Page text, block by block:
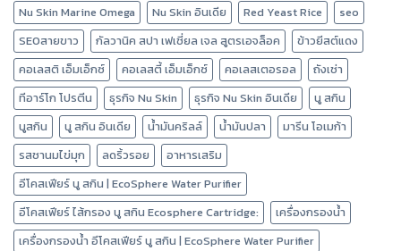
Nu Skin Marine Omega Nu Skin อินเดีย Red Yeast Rice
seo
SEOสายขาว
กัลวานิค สปา เฟเชี่ยล เจล สูตรเอจล็อค
ข้าวยีสต์แดง
คอเลสติ เอ็มเอ็กซ์
คอเลสตี้ เอ็มเอ็กซ์ คอเลสเตอรอล
ถังเช่า
ทีอาร์โก โปรตีน
ธุรกิจ Nu Skin ธุรกิจ Nu Skin อินเดีย
นู สกิน
นูสกิน
นู สกิน อินเดีย น้ำมันคริลล์ น้ำมันปลา
มารีน โอเมก้า
รสชานมไข่มุก
ลดริ้วรอย
อาหารเสริม
อีโคสเฟียร์ นู สกิน | EcoSphere Water Purifier
อีโคสเฟียร์ ไส้กรอง นู สกิน Ecosphere Cartridge:
เครื่องกรองน้ำ
เครื่องกรองน้ำ อีโคสเฟียร์ นู สกิน | EcoSphere Water Purifier